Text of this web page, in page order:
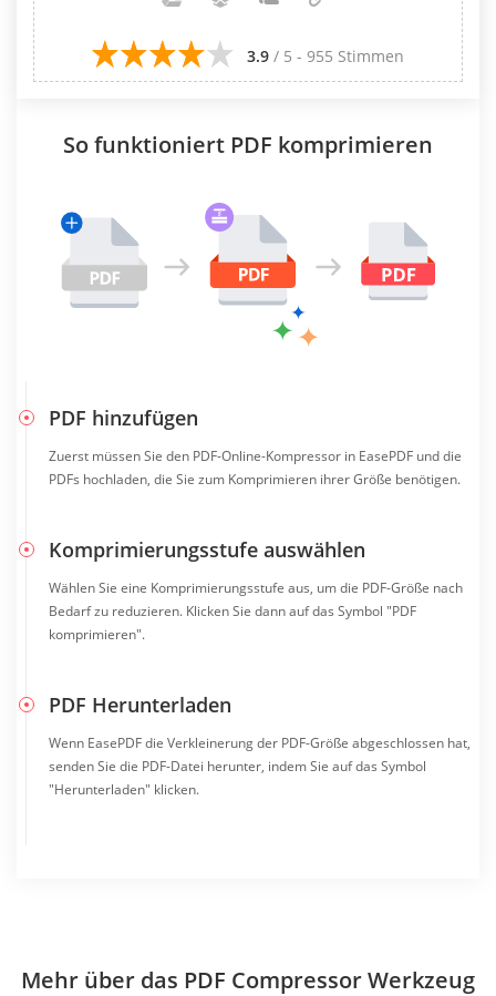
3.9 / 5 - 955 Stimmen
So funktioniert PDF komprimieren
PDF hinzufügen
Zuerst müssen Sie den PDF-Online-Kompressor in EasePDF und die
PDFs hochladen, die Sie zum Komprimieren ihrer Größe benötigen.
Komprimierungsstufe auswählen
Wählen Sie eine Komprimierungsstufe aus, um die PDF-Größe nach
Bedarf zu reduzieren. Klicken Sie dann auf das Symbol "PDF
komprimieren".
PDF Herunterladen
Wenn EasePDF die Verkleinerung der PDF-Größe abgeschlossen hat,
senden Sie die PDF-Datei herunter, indem Sie auf das Symbol
"Herunterladen" klicken.
Mehr über das PDF Compressor Werkzeug